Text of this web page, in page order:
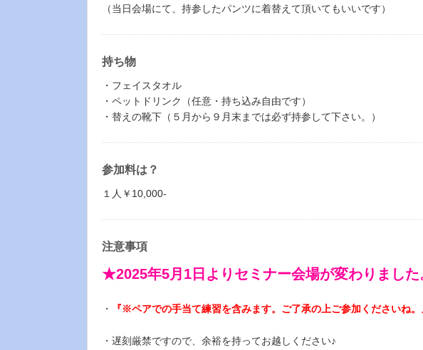
（当日会場にて、持参したパンツに着替えて頂いてもいいです）
持ち物
・フェイスタオル
・ペットドリンク（任意・持ち込み自由です）
・替えの靴下（５月から９月末までは必ず持参して下さい。）
参加料は？
１人￥10,000-
注意事項
★2025年5月1日よりセミナー会場が変わりました
・ 『※ペアでの手当て練習を含みます。ご了承の上ご参加くださいね。
・遅刻厳禁ですので、余裕を持ってお越しください♪